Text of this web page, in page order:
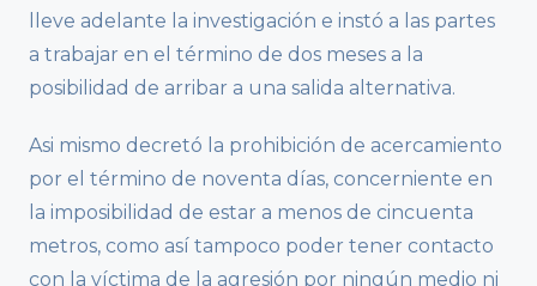
lleve adelante la investigación e instó a las partes
a trabajar en el término de dos meses a la
posibilidad de arribar a una salida alternativa.
Asi mismo decretó la prohibición de acercamiento
por el término de noventa días, concerniente en
la imposibilidad de estar a menos de cincuenta
metros, como así tampoco poder tener contacto
con la víctima de la agresión por ningún medio ni